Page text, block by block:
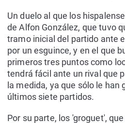
Un duelo al que los
de Alfon González, que tuvo
tramo inicial del partido ante
por un esguince, y en el que
primeros tres puntos como
tendrá fácil ante un rival que
la medida, ya que sólo le han
últimos siete partidos.
Por su parte, los 'groguet',